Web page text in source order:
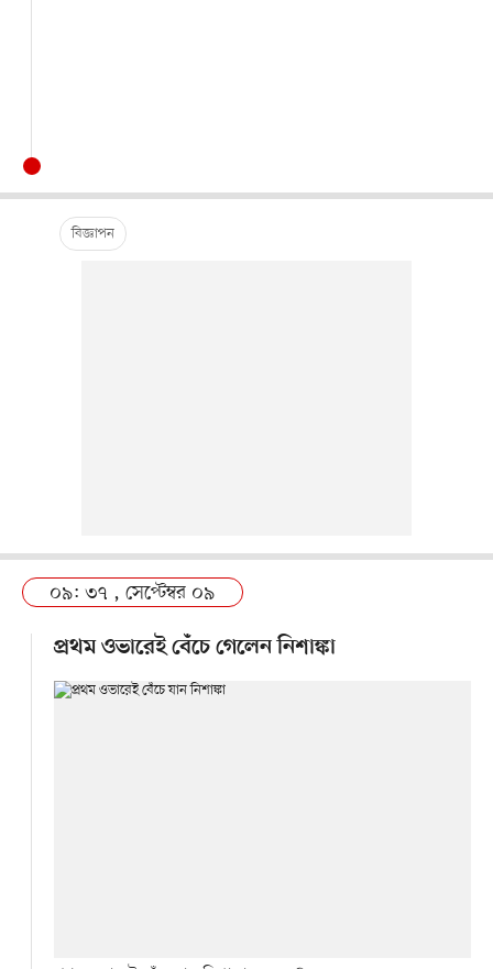
০৯: ৩৭ , সেপ্টেম্বর ০৯
প্রথম ওভারেই বেঁচে গেলেন নিশাঙ্কা